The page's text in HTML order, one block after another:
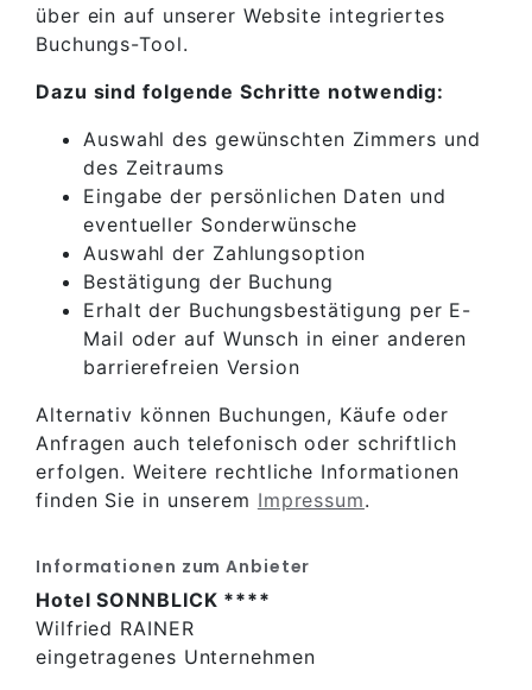
über ein auf unserer Website integriertes
Buchungs-Tool.
Dazu sind folgende Schritte notwendig:
Auswahl des gewünschten Zimmers und
des Zeitraums
Eingabe der persönlichen Daten und
eventueller Sonderwünsche
Auswahl der Zahlungsoption
Bestätigung der Buchung
Erhalt der Buchungsbestätigung per E-
Mail oder auf Wunsch in einer anderen
barrierefreien Version
Alternativ können Buchungen, Käufe oder
Anfragen auch telefonisch oder schriftlich
erfolgen. Weitere rechtliche Informationen
finden Sie in unserem Impressum.
Informationen zum Anbieter
Hotel SONNBLICK ****
Wilfried RAINER
eingetragenes Unternehmen